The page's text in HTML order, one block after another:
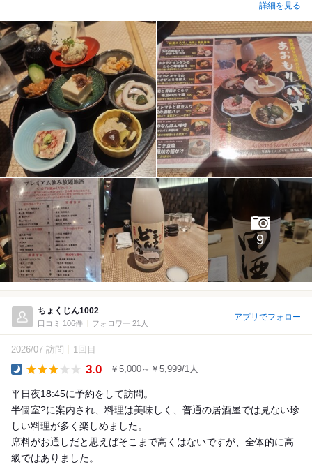
詳細を見る
9
ちょくじん1002
口コミ 106件 フォロワー 21人
アプリでフォロー
2026/07 訪問 1回目
3.0 ￥5,000～￥5,999/1人
平日夜18:45に予約をして訪問。
半個室?に案内され、料理は美味しく、普通の居酒屋では見ない珍
しい料理が多く楽しめました。
席料がお通しだと思えばそこまで高くはないですが、全体的に高
級ではありました。